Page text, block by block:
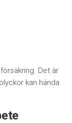
Det är
kan hända